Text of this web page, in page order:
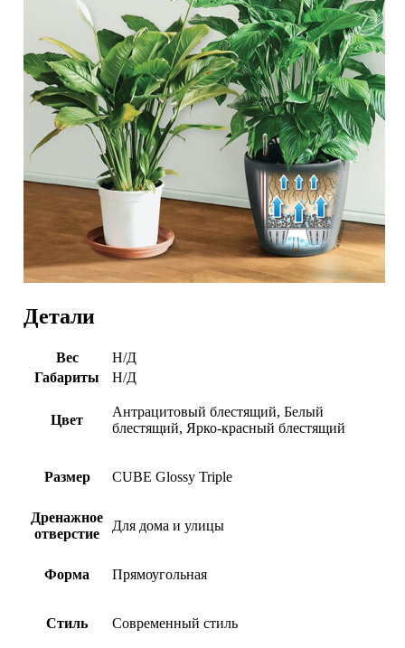
Детали
Вес
Н/Д
Габариты
Н/Д
Цвет
Антрацитовый блестящий, Белый
блестящий, Ярко-красный блестящий
Размер CUBE Glossy Triple
Дренажное
отверстие
Для дома и улицы
Форма Прямоугольная
Стиль Современный стиль